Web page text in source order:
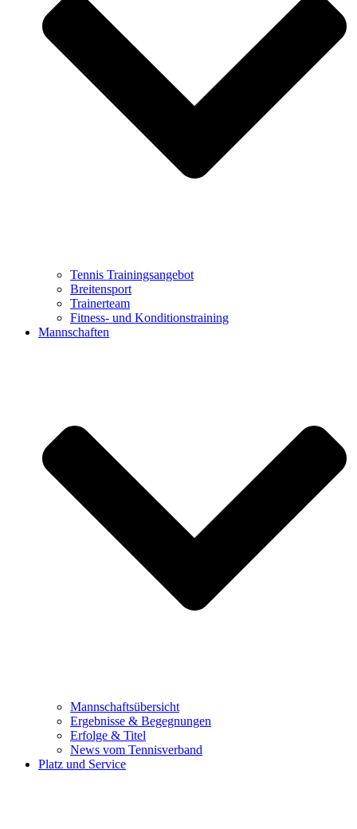
Tennis Trainingsangebot
Breitensport
Trainerteam
Fitness- und Konditionstraining
Mannschaften
Mannschaftsübersicht
Ergebnisse & Begegnungen
Erfolge & Titel
News vom Tennisverband
Platz und Service